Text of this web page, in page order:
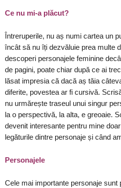
Ce nu mi-a plăcut?
Întreruperile, nu aș numi cartea un
încât să nu îți dezvăluie prea multe
descoperi personajele feminine
de pagini, poate chiar după ce ai
lăsat impresia că dacă aș tăia
diferite, povestea ar fi cursivă.
nu urmărește traseul unui singur
la o perspectivă, la alta, e greoaie.
devenit interesante pentru mine
legăturile dintre personaje și când
Personajele
Cele mai importante personaje sunt